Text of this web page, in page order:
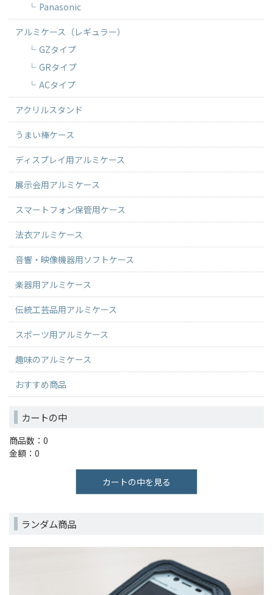
Panasonic
アルミケース（レギュラー）
GZタイプ
GRタイプ
ACタイプ
アクリルスタンド
うまい棒ケース
ディスプレイ用アルミケース
展示会用アルミケース
スマートフォン保管用ケース
法衣アルミケース
音響・映像機器用ソフトケース
楽器用アルミケース
伝統工芸品用アルミケース
スポーツ用アルミケース
趣味のアルミケース
おすすめ商品
カートの中
商品数：0
金額：0
カートの中を見る
ランダム商品